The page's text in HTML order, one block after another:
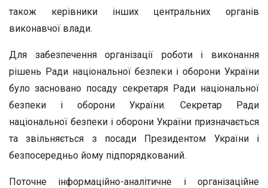
також керівники інших центральних органів
виконавчої влади.
Для забезпечення організації роботи і виконання
рішень Ради національної безпеки і оборони України
було засновано посаду секретаря Ради національної
безпеки і оборони України. Секретар Ради
національної безпеки і оборони України призначається
та звільняється з посади Президентом України і
безпосередньо йому підпорядкований.
Поточне інформаційно-аналітичне і організаційне